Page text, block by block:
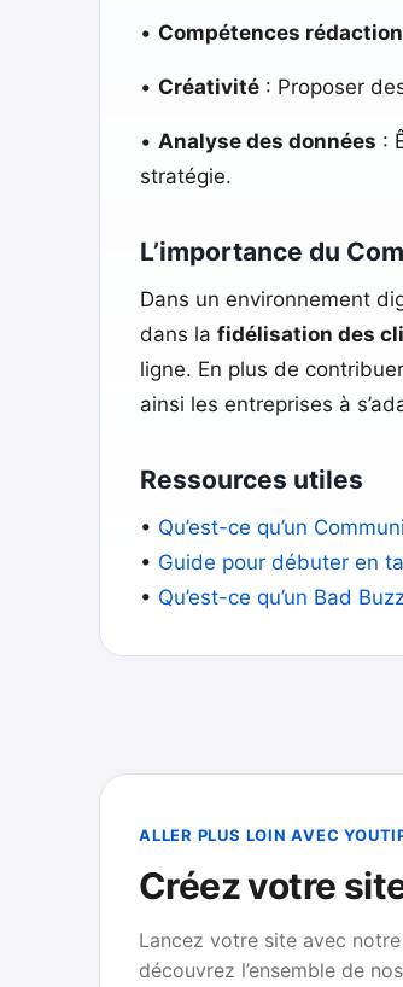
• Compétences
• Créativité: Proposer
• Analyse des données :
stratégie.
L’importance du
Dans un environnement
dans la fidélisation des
ligne. En plus de
ainsi les entreprises à
Ressources utiles
• Qu’est-ce qu’un
• Guide pour débuter en
• Qu’est-ce qu’un Bad
ALLER PLUS LOIN AVEC
Créez votre
Lancez votre site avec
découvrez l’ensemble de